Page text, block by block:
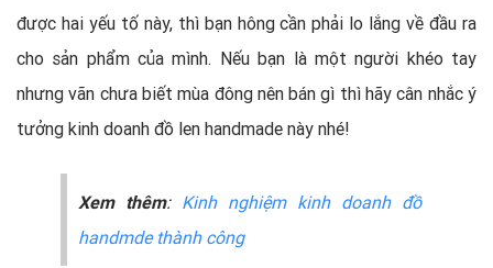
được hai yếu tố này, thì bạn hông cần phải lo lắng về đầu ra
cho sản phẩm của mình. Nếu bạn là một người khéo tay
nhưng vãn chưa biết mùa đông nên bán gì thì hãy cân nhắc ý
tưởng kinh doanh đồ len handmade này nhé!
Xem thêm: Kinh nghiệm kinh doanh đồ
handmde thành công